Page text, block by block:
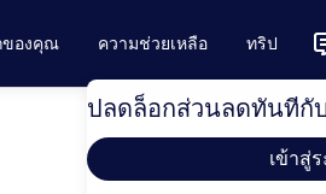
ของคุณ ความช่วยเหลือ ทริป
ปลดล็อกส่วนลดทันทีกั
เข้าสู่